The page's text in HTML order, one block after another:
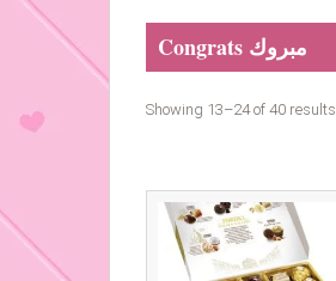
Congrats مبروك
Showing 13–24 of 40 results